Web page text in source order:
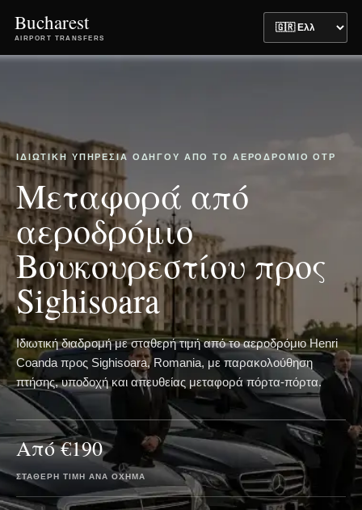
Bucharest
AIRPORT TRANSFERS
ΙΔΙΩΤΙΚΉ ΥΠΗΡΕΣΊΑ ΟΔΗΓΟΎ ΑΠΌ ΤΟ ΑΕΡΟΔΡΌΜΙΟ OTP
Μεταφορά από
αεροδρόμιο
Βουκουρεστίου προς
Sighisoara
Ιδιωτική διαδρομή με σταθερή τιμή από το αεροδρόμιο Henri
Coanda προς Sighisoara, Romania, με παρακολούθηση
πτήσης, υποδοχή και απευθείας μεταφορά πόρτα-πόρτα.
Από €190
ΣΤΑΘΕΡΉ ΤΙΜΉ ΑΝΆ ΌΧΗΜΑ